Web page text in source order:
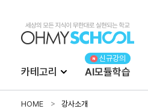
카테고리 AI모듈학습
HOME 강사소개